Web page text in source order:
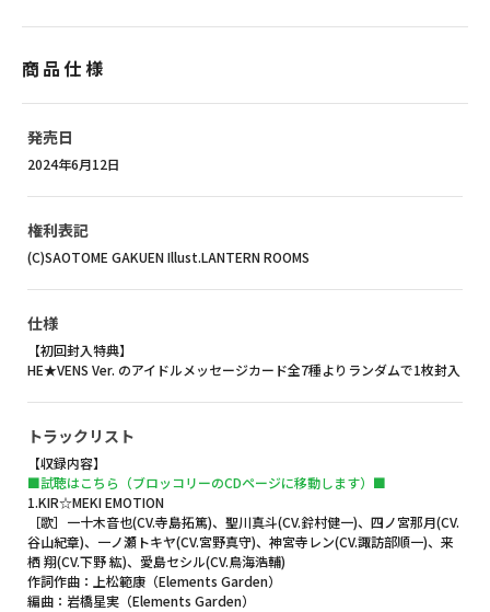
商品仕様
発売日
2024年6月12日
権利表記
(C)SAOTOME GAKUEN Illust.LANTERN ROOMS
仕様
【初回封入特典】
HE★VENS Ver. のアイドルメッセージカード全7種よりランダムで1枚封入
トラックリスト
【収録内容】
■試聴はこちら（ブロッコリーのCDページに移動します）■
1.KIR☆MEKI EMOTION
［歌］一十木音也(CV.寺島拓篤)、聖川真斗(CV.鈴村健一)、四ノ宮那月(CV.
谷山紀章)、一ノ瀬トキヤ(CV.宮野真守)、神宮寺レン(CV.諏訪部順一)、来
栖 翔(CV.下野 紘)、愛島セシル(CV.鳥海浩輔)
作詞作曲：上松範康（Elements Garden）
編曲：岩橋星実（Elements Garden）